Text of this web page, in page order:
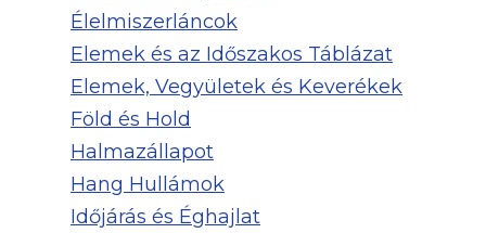
Élelmiszerláncok
Elemek és az Időszakos Táblázat
Elemek, Vegyületek és Keverékek
Föld és Hold
Halmazállapot
Hang Hullámok
Időjárás és Éghajlat